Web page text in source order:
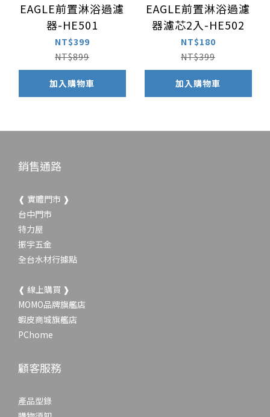
EAGLE前置淋浴過濾
器-HE501
NT$399
NT$899
加入購物車
EAGLE前置淋浴過濾
器濾芯2入-HE502
NT$180
NT$399
加入購物車
銷售通路
❰ 實體門市 ❱
台中門市
特力屋
振宇五金
全台水材行據點
❰ 線上購買 ❱
MOMO品牌旗艦店
蝦皮商城旗艦店
PChome
顧客服務
產品型錄